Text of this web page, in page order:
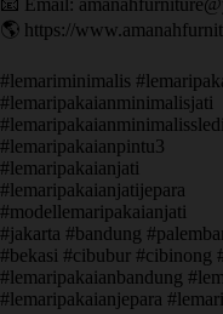
📧 Email:
🌎 https://
#lemariminimalis
#lemaripakaianminimalisjati
#lemaripakaianpintu3
#lemaripakaianjati
#lemaripakaianjatijepara
#modellemaripakaianjati
#jakarta #bandung
#bekasi #cibubur #cibinong
#lemaripakaianbandung
#lemaripakaianjepara